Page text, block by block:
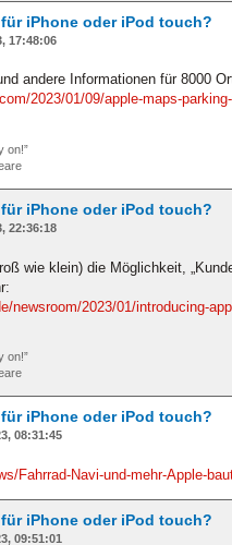
iPhone oder iPod touch?
17:48:06
andere Informationen für 8000
2023/01/09/apple-maps-
on!”
iPhone oder iPod touch?
22:36:18
wie klein) die Möglichkeit,
newsroom/2023/01/introducing-
on!”
iPhone oder iPod touch?
08:31:45
Fahrrad-Navi-und-mehr-Apple-
iPhone oder iPod touch?
09:51:01